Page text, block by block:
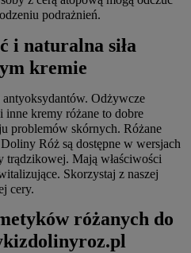
podrażnień.
i naturalna siła
kremie
Odżywcze
i inne kremy różane to dobre
problemów skórnych. Różane
Róż są dostępne w wersjach
trądzikowej. Mają właściwości
Skorzystaj z naszej
cery.
różanych do